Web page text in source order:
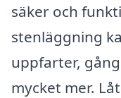
säker och
stenläggning
uppfarter,
mycket mer.